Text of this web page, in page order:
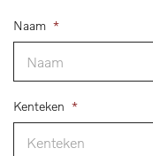
Naam *
Kenteken *